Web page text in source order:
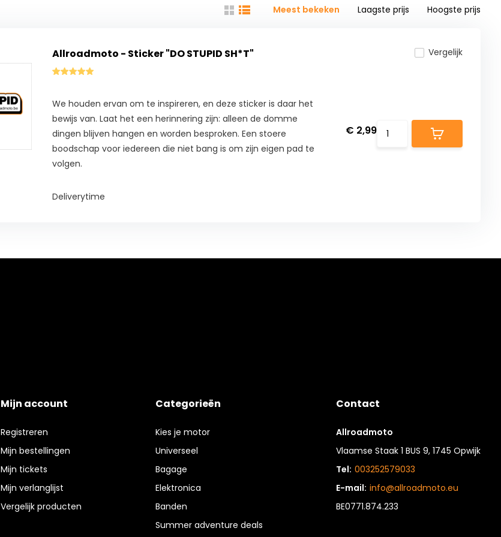
Meest bekeken Laagste prijs Hoogste prijs
Allroadmoto - Sticker "DO STUPID SH*T"
We houden ervan om te inspireren, en deze sticker is daar het
bewijs van. Laat het een herinnering zijn: alleen de domme
dingen blijven hangen en worden besproken. Een stoere
boodschap voor iedereen die niet bang is om zijn eigen pad te
volgen.
Deliverytime
Vergelijk
€ 2,99
Mijn account
Registreren
Mijn bestellingen
Mijn tickets
Mijn verlanglijst
Vergelijk producten
Categorieën
Kies je motor
Universeel
Bagage
Elektronica
Banden
Summer adventure deals
Contact
Allroadmoto
Vlaamse Staak 1 BUS 9, 1745 Opwijk
Tel: 003252579033
E-mail: info@allroadmoto.eu
BE0771.874.233